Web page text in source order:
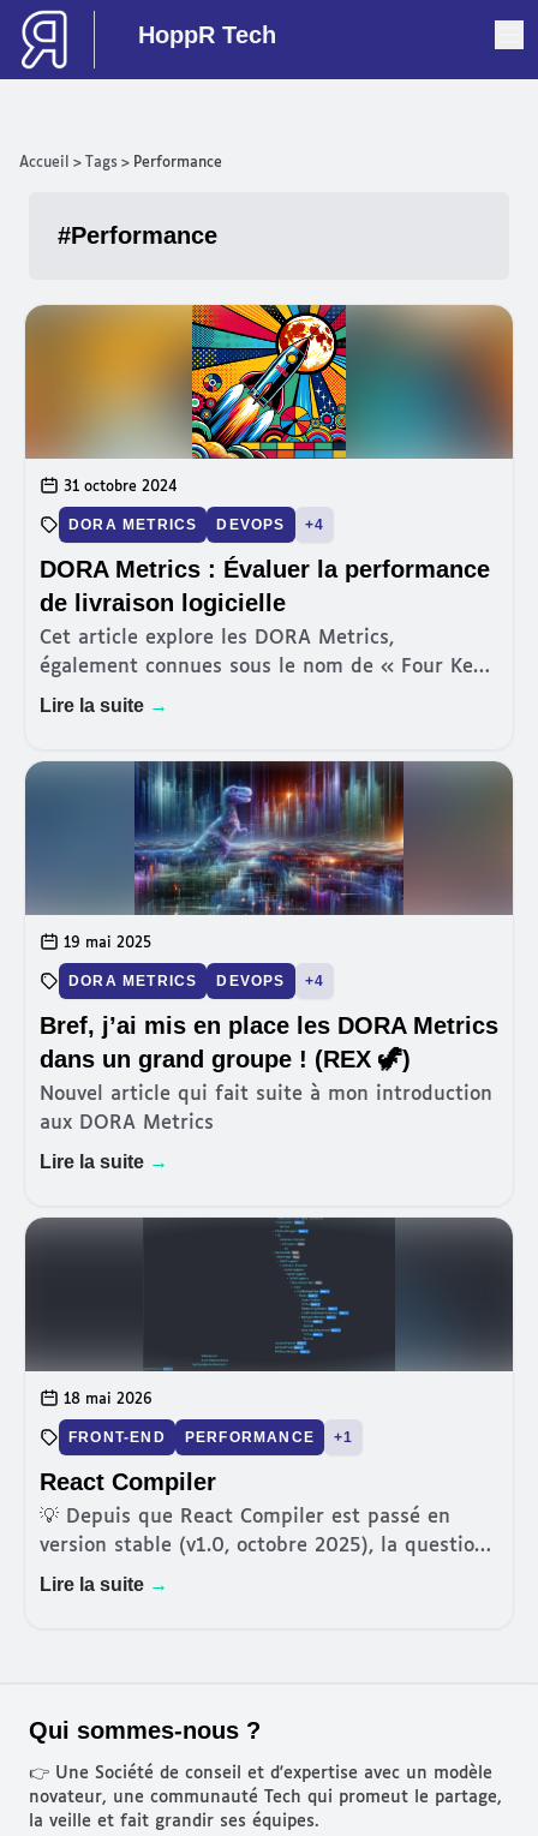
HoppR Tech
Accueil > Tags > Performance
#Performance
Articles avec ce tag
31 octobre 2024
DORA METRICS DEVOPS +4
DORA Metrics : Évaluer la performance
de livraison logicielle
Cet article explore les DORA Metrics,
également connues sous le nom de « Four Keys
», un standard émergent pour évaluer la
Lire la suite →
19 mai 2025
DORA METRICS DEVOPS +4
Bref, j’ai mis en place les DORA Metrics
dans un grand groupe ! (REX 🦖)
Nouvel article qui fait suite à mon introduction
aux DORA Metrics
Lire la suite →
18 mai 2026
FRONT-END PERFORMANCE +1
React Compiler
💡 Depuis que React Compiler est passé en
version stable (v1.0, octobre 2025), la question
ne se pose plus vraiment : oui, il est prêt pour
Lire la suite →
Qui sommes-nous ?
👉 Une Société de conseil et d'expertise avec un modèle
novateur, une communauté Tech qui promeut le partage,
la veille et fait grandir ses équipes.